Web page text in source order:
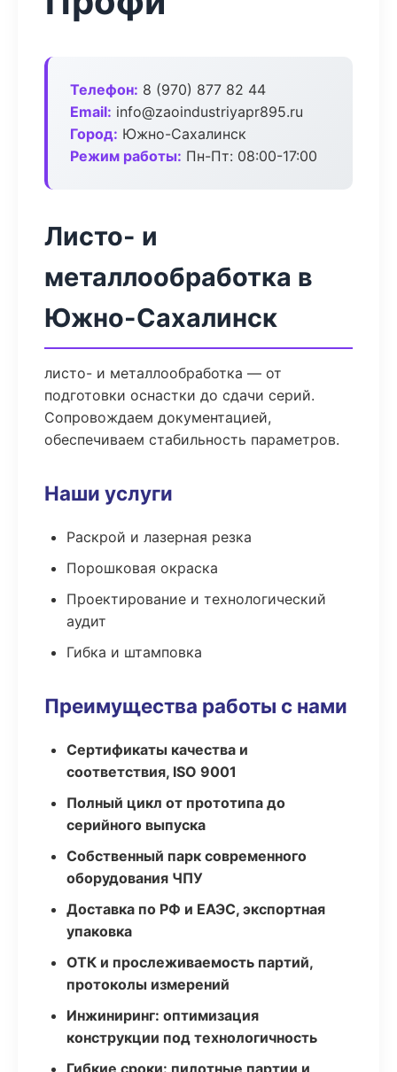
Телефон: 8 (970) 877 82 44
Email: info@zaoindustriyapr895.ru
Город: Южно-Сахалинск
Режим работы: Пн-Пт: 08:00-17:00
Листо- и
металлообработка в
Южно-Сахалинск
листо- и металлообработка — от
подготовки оснастки до сдачи серий.
Сопровождаем документацией,
обеспечиваем стабильность параметров.
Наши услуги
Раскрой и лазерная резка
Порошковая окраска
Проектирование и технологический
аудит
Гибка и штамповка
Преимущества работы с нами
Сертификаты качества и
соответствия, ISO 9001
Полный цикл от прототипа до
серийного выпуска
Собственный парк современного
оборудования ЧПУ
Доставка по РФ и ЕАЭС, экспортная
упаковка
ОТК и прослеживаемость партий,
протоколы измерений
Инжиниринг: оптимизация
конструкции под технологичность
Гибкие сроки: пилотные партии и